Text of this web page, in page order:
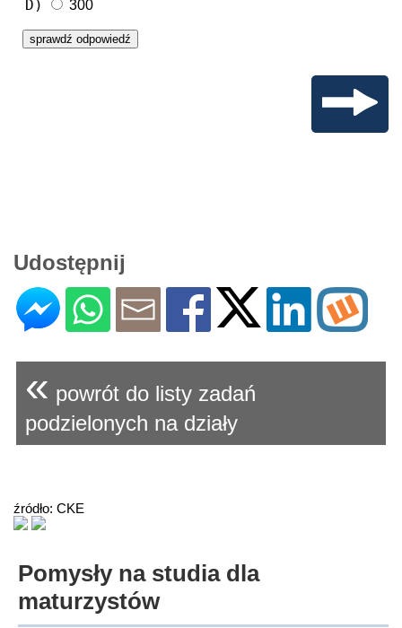
D) 300
Udostępnij
« powrót do listy zadań
podzielonych na działy
źródło: CKE
Pomysły na studia dla
maturzystów